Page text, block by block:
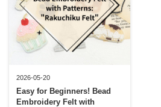
2026-05-20
Easy for Beginners! Bead
Embroidery Felt with